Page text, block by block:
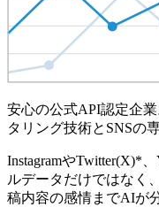
安心の公式API認定企
タリング技術とSNSの
InstagramやTwitter(X)*
ルデータだけではなく
稿内容の感情までAIが